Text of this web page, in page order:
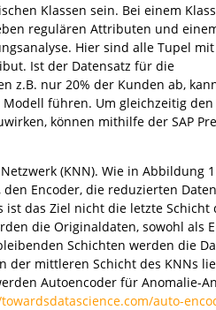
Klassen sein. Bei einem
regulären Attributen und
Hier sind alle Tupel
Ist der Datensatz für die
z.B. nur 20% der Kunden ab,
führen. Um gleichzeitig
können mithilfe der SAP
(KNN). Wie in Abbildung
Encoder, die reduzierten
das Ziel nicht die letzte Schicht
die Originaldaten, sowohl als
Schichten werden die
mittleren Schicht des KNNs
Autoencoder für Anomalie-
auto-